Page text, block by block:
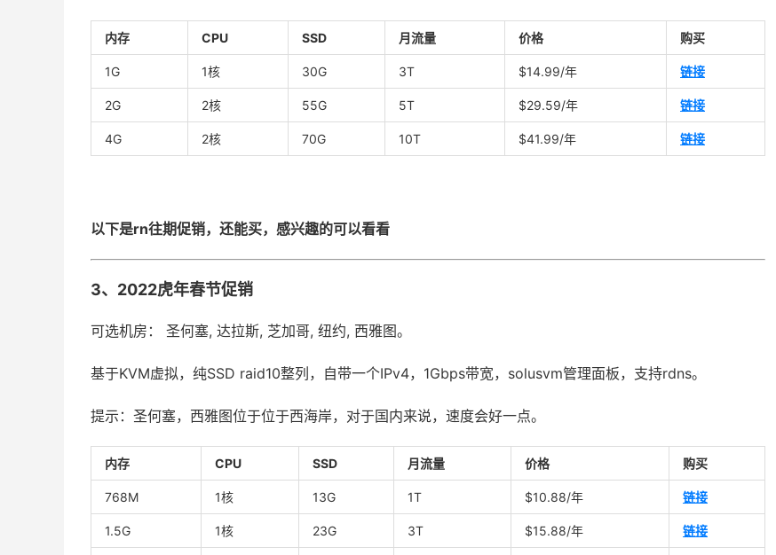
内存 CPU SSD 月流量 价格 购买
1G 1核 30G 3T $14.99/年 链接
2G 2核 55G 5T $29.59/年 链接
4G 2核 70G 10T $41.99/年 链接
以下是rn往期促销，还能买，感兴趣的可以看看
3、2022虎年春节促销
可选机房： 圣何塞, 达拉斯, 芝加哥, 纽约, 西雅图。
基于KVM虚拟，纯SSD raid10整列，自带一个IPv4，1Gbps带宽，solusvm管理面板，支持rdns。
提示：圣何塞，西雅图位于位于西海岸，对于国内来说，速度会好一点。
内存 CPU SSD 月流量 价格 购买
768M 1核 13G 1T $10.88/年 链接
1.5G 1核 23G 3T $15.88/年 链接